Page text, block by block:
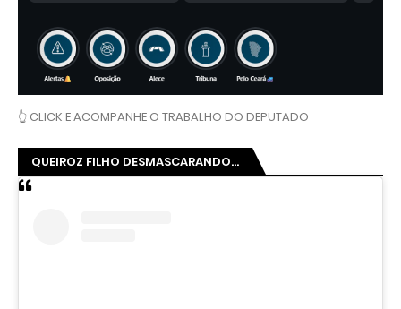
👆 CLICK E ACOMPANHE O TRABALHO DO DEPUTADO
QUEIROZ FILHO DESMASCARANDO...